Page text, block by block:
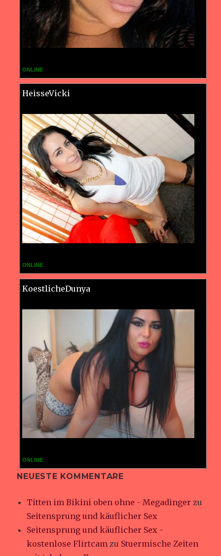
ONLINE
HeisseVicki
ONLINE
KoestlicheDunya
ONLINE
NEUESTE KOMMENTARE
Titten im Bikini oben ohne - Megadinger zu
Seitensprung und käuflicher Sex
Seitensprung und käuflicher Sex -
kostenlose Flirtcam zu Stuermische Zeiten